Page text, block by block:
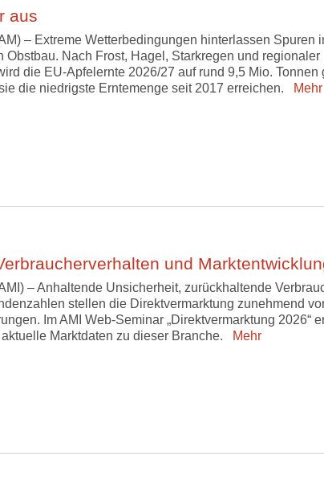
aus
– Extreme Wetterbedingungen hinterlassen Spuren
Obstbau. Nach Frost, Hagel, Starkregen und regionaler
die EU-Apfelernte 2026/27 auf rund 9,5 Mio. Tonnen
die niedrigste Erntemenge seit 2017 erreichen.
Mehr
und
– Anhaltende Unsicherheit, zurückhaltende
stellen die Direktvermarktung zunehmend
Im AMI Web-Seminar „Direktvermarktung 2026“
Marktdaten zu dieser Branche.
Mehr